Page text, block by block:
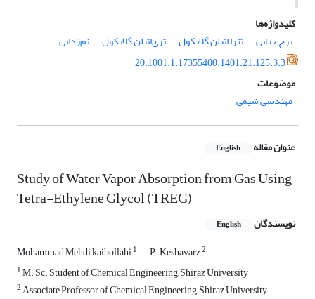
کلیدواژه‌ها
برج حبابی
تترا اتیلن گلایکول تری‌اتیلن گلایکول
نم‌زدایی
20.1001.1.17355400.1401.21.125.3.3
موضوعات
مهندسی شیمی
عنوان مقاله English
Study of Water Vapor Absorption from Gas Using
Tetra-Ethylene Glycol (TREG)
نویسندگان English
Mohammad Mehdi kaibollahi1 P. Keshavarz2
1M. Sc. Student of Chemical Engineering, Shiraz University
2Associate Professor of Chemical Engineering, Shiraz University